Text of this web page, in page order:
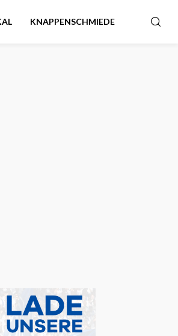
KNAPPENSCHMIEDE